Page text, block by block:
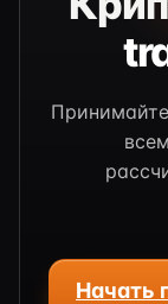
Начать